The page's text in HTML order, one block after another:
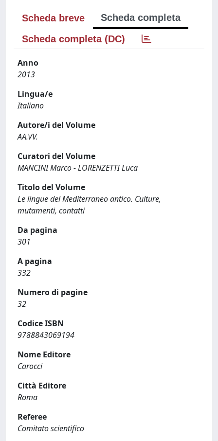
Scheda breve
Scheda completa
Scheda completa (DC)
Anno
2013
Lingua/e
Italiano
Autore/i del Volume
AA.VV.
Curatori del Volume
MANCINI Marco - LORENZETTI Luca
Titolo del Volume
Le lingue del Mediterraneo antico. Culture,
mutamenti, contatti
Da pagina
301
A pagina
332
Numero di pagine
32
Codice ISBN
9788843069194
Nome Editore
Carocci
Città Editore
Roma
Referee
Comitato scientifico